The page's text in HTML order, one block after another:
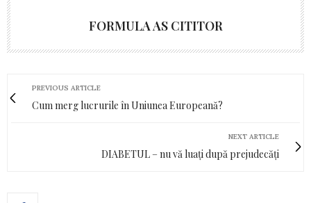
FORMULA AS CITITOR
PREVIOUS ARTICLE
Cum merg lucrurile în Uniunea Europeană?
NEXT ARTICLE
DIABETUL – nu vă luați după prejudecăți